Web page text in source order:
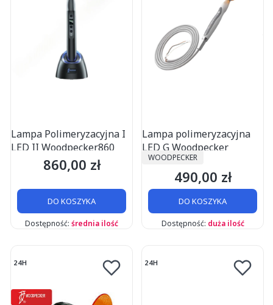
Lampa Polimeryzacyjna I
LED II Woodpecker860
Cena
860,00 zł
DO KOSZYKA
Dostępność: średnia ilość
Lampa polimeryzacyjna
LED G Woodpecker
PRODUCENT
WOODPECKER
Cena
490,00 zł
DO KOSZYKA
Dostępność: duża ilość
24H 24H